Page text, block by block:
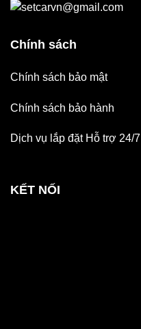
setcarvn@gmail.com
Chính sách
Chính sách bảo mật
Chính sách bảo hành
Dịch vụ lắp đặt Hỗ trợ 24/7
KẾT NỐI